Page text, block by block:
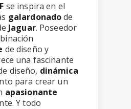
se inspira en el
galardonadode
Jaguar. Poseedor
de diseño y
una fascinante
diseño, dinámica
para crear un
apasionante
Y todo